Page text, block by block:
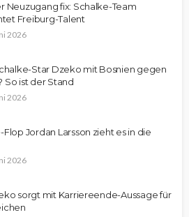
Neuzugang fix: Schalke-Team
Freiburg-Talent
2026
Star Dzeko mit Bosnien gegen
So ist der Stand
2026
Flop Jordan Larsson zieht es in die
2026
sorgt mit Karriereende-Aussage für